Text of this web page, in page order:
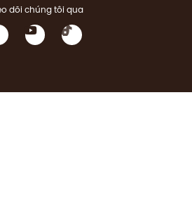
dõi chúng tôi qua